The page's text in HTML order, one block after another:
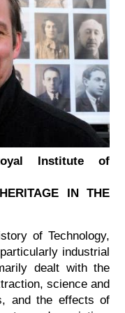
Institute of
IN THE
of Technology,
industrial
dealt with the
science and
and the effects of